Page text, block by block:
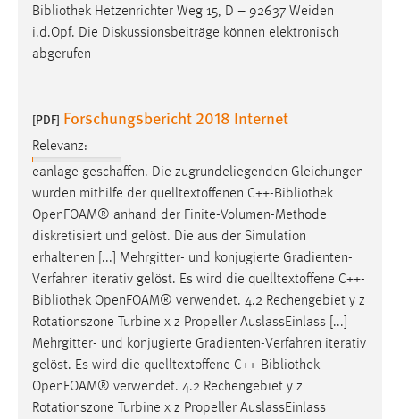
Bibliothek Hetzenrichter Weg 15, D – 92637 Weiden
i.d.Opf. Die Diskussionsbeiträge können elektronisch
abgerufen
[PDF] Forschungsbericht 2018 Internet
Relevanz:
eanlage geschaffen. Die zugrundeliegenden Gleichungen
wurden mithilfe der quelltextoffenen C++-Bibliothek
OpenFOAM® anhand der Finite-Volumen-Methode
diskretisiert und gelöst. Die aus der Simulation
erhaltenen [...] Mehrgitter- und konjugierte Gradienten-
Verfahren iterativ gelöst. Es wird die quelltextoffene C++-
Bibliothek OpenFOAM® verwendet. 4.2 Rechengebiet y z
Rotationszone Turbine x z Propeller AuslassEinlass [...]
Mehrgitter- und konjugierte Gradienten-Verfahren iterativ
gelöst. Es wird die quelltextoffene C++-Bibliothek
OpenFOAM® verwendet. 4.2 Rechengebiet y z
Rotationszone Turbine x z Propeller AuslassEinlass